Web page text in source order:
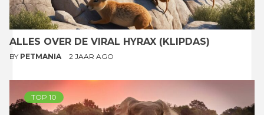
ALLES OVER DE VIRAL HYRAX (KLIPDAS)
BY PETMANIA 2 JAAR AGO
TOP 10